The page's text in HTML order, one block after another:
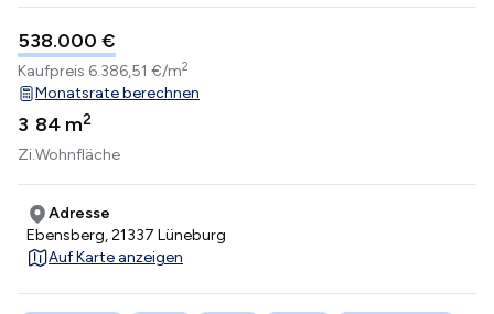
538.000 €
Kaufpreis 6.386,51 €/m2
Monatsrate berechnen
3
Zi.
84 m2
Wohnfläche
Adresse
Ebensberg, 21337 Lüneburg
Auf Karte anzeigen